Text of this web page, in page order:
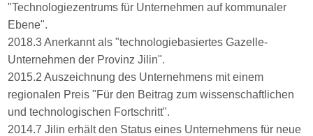
"Technologiezentrums für Unternehmen auf kommunaler
Ebene".
2018.3 Anerkannt als "technologiebasiertes Gazelle-
Unternehmen der Provinz Jilin".
2015.2 Auszeichnung des Unternehmens mit einem
regionalen Preis "Für den Beitrag zum wissenschaftlichen
und technologischen Fortschritt".
2014.7 Jilin erhält den Status eines Unternehmens für neue